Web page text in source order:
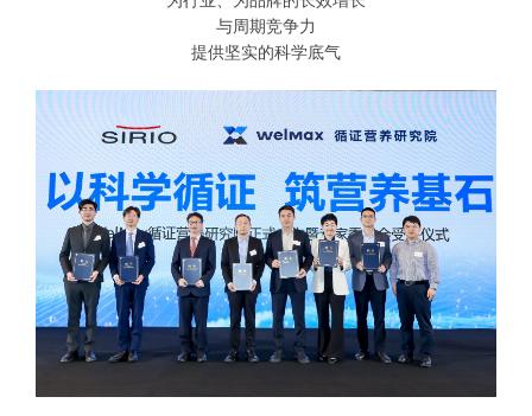
与周期竞争力
提供坚实的科学底气